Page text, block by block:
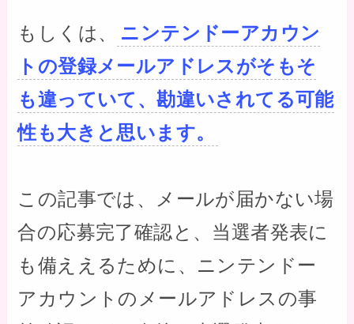
もしくは、
ニンテンドーアカウン
トの登録メールアドレスがそもそ
も違っていて、勘違いされてる可能
性も大きと思います。
この記事では、メールが届かない場
合の応募完了確認と、当選者発表に
も備ええるために、ニンテンドー
アカウントのメールアドレスの事